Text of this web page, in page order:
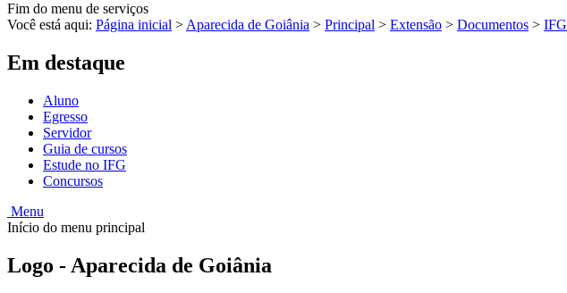
Fim do menu de serviços
Você está aqui: Página inicial >Aparecida de Goiânia > Principal > Extensão > Documentos > IFG
Em destaque
Aluno
Egresso
Servidor
Guia de cursos
Estude no IFG
Concursos
Menu
Início do menu principal
Logo - Aparecida de Goiânia